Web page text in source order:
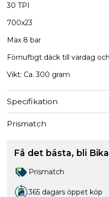
30 TPI
700x23
Max 8 bar
Förnuftigt däck till vardag
Vikt: Ca. 300 gram
Specifikation
Prismatch
Få det bästa, bli
Prismatch
365 dagars öppet köp